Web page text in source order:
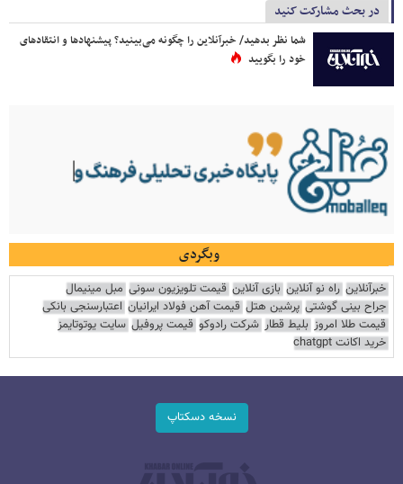
در بحث مشارکت کنید
شما نظر بدهید/ خبرآنلاین را چگونه می‌بینید؟ پیشنهادها و انتقادهای
خود را بگویید
وبگردی
خبرآنلاین راه نو آنلاین بازی آنلاین قیمت تلویزیون سونی مبل مینیمال
جراح بینی گوشتی پرشین هتل قیمت آهن فولاد ایرانیان اعتبارسنجی بانکی
قیمت طلا امروز بلیط قطار شرکت رادوکو قیمت پروفیل سایت یوتوتایمز
خرید اکانت chatgpt
نسخه دسکتاپ